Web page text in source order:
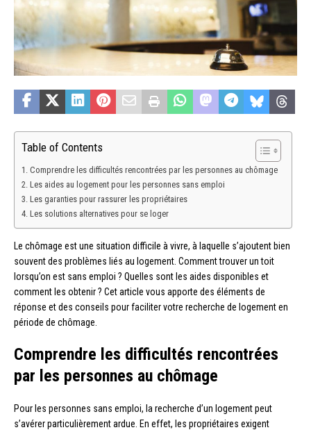
Table of Contents
Comprendre les difficultés rencontrées par les personnes au chômage
Les aides au logement pour les personnes sans emploi
Les garanties pour rassurer les propriétaires
Les solutions alternatives pour se loger
Le chômage est une situation difficile à vivre, à laquelle s’ajoutent bien
souvent des problèmes liés au logement. Comment trouver un toit
lorsqu’on est sans emploi ? Quelles sont les aides disponibles et
comment les obtenir ? Cet article vous apporte des éléments de
réponse et des conseils pour faciliter votre recherche de logement en
période de chômage.
Comprendre les difficultés rencontrées
par les personnes au chômage
Pour les personnes sans emploi, la recherche d’un logement peut
s’avérer particulièrement ardue. En effet, les propriétaires exigent